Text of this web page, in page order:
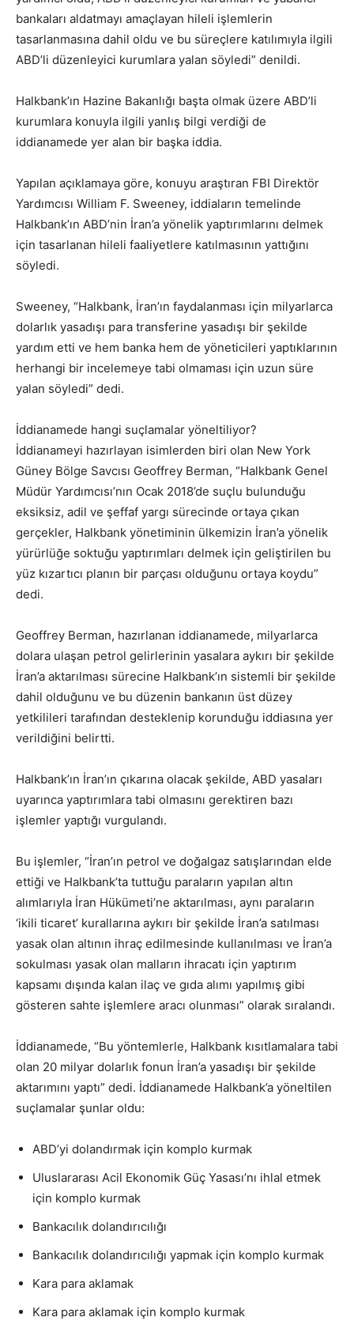
bankaları aldatmayı amaçlayan hileli işlemlerin
tasarlanmasına dahil oldu ve bu süreçlere katılımıyla ilgili
ABD’li düzenleyici kurumlara yalan söyledi” denildi.
Halkbank’ın Hazine Bakanlığı başta olmak üzere ABD’li
kurumlara konuyla ilgili yanlış bilgi verdiği de
iddianamede yer alan bir başka iddia.
Yapılan açıklamaya göre, konuyu araştıran FBI Direktör
Yardımcısı William F. Sweeney, iddiaların temelinde
Halkbank’ın ABD’nin İran’a yönelik yaptırımlarını delmek
için tasarlanan hileli faaliyetlere katılmasının yattığını
söyledi.
Sweeney, “Halkbank, İran’ın faydalanması için milyarlarca
dolarlık yasadışı para transferine yasadışı bir şekilde
yardım etti ve hem banka hem de yöneticileri yaptıklarının
herhangi bir incelemeye tabi olmaması için uzun süre
yalan söyledi” dedi.
İddianamede hangi suçlamalar yöneltiliyor?
İddianameyi hazırlayan isimlerden biri olan New York
Güney Bölge Savcısı Geoffrey Berman, “Halkbank Genel
Müdür Yardımcısı’nın Ocak 2018’de suçlu bulunduğu
eksiksiz, adil ve şeffaf yargı sürecinde ortaya çıkan
gerçekler, Halkbank yönetiminin ülkemizin İran’a yönelik
yürürlüğe soktuğu yaptırımları delmek için geliştirilen bu
yüz kızartıcı planın bir parçası olduğunu ortaya koydu”
dedi.
Geoffrey Berman, hazırlanan iddianamede, milyarlarca
dolara ulaşan petrol gelirlerinin yasalara aykırı bir şekilde
İran’a aktarılması sürecine Halkbank’ın sistemli bir şekilde
dahil olduğunu ve bu düzenin bankanın üst düzey
yetkilileri tarafından desteklenip korunduğu iddiasına yer
verildiğini belirtti.
Halkbank’ın İran’ın çıkarına olacak şekilde, ABD yasaları
uyarınca yaptırımlara tabi olmasını gerektiren bazı
işlemler yaptığı vurgulandı.
Bu işlemler, “İran’ın petrol ve doğalgaz satışlarından elde
ettiği ve Halkbank’ta tuttuğu paraların yapılan altın
alımlarıyla İran Hükümeti’ne aktarılması, aynı paraların
‘ikili ticaret’ kurallarına aykırı bir şekilde İran’a satılması
yasak olan altının ihraç edilmesinde kullanılması ve İran’a
sokulması yasak olan malların ihracatı için yaptırım
kapsamı dışında kalan ilaç ve gıda alımı yapılmış gibi
gösteren sahte işlemlere aracı olunması” olarak sıralandı.
İddianamede, “Bu yöntemlerle, Halkbank kısıtlamalara tabi
olan 20 milyar dolarlık fonun İran’a yasadışı bir şekilde
aktarımını yaptı” dedi. İddianamede Halkbank’a yöneltilen
suçlamalar şunlar oldu:
ABD’yi dolandırmak için komplo kurmak
Uluslararası Acil Ekonomik Güç Yasası’nı ihlal etmek
için komplo kurmak
Bankacılık dolandırıcılığı
Bankacılık dolandırıcılığı yapmak için komplo kurmak
Kara para aklamak
Kara para aklamak için komplo kurmak